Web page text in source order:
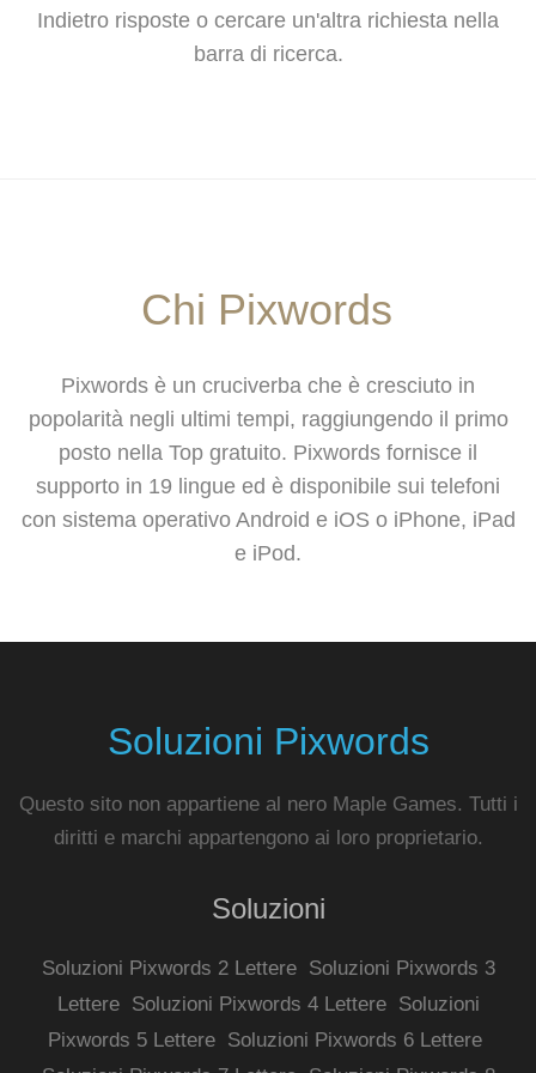
Indietro risposte o cercare un'altra richiesta nella
barra di ricerca.
Chi Pixwords
Pixwords è un cruciverba che è cresciuto in
popolarità negli ultimi tempi, raggiungendo il primo
posto nella Top gratuito. Pixwords fornisce il
supporto in 19 lingue ed è disponibile sui telefoni
con sistema operativo Android e iOS o iPhone, iPad
e iPod.
Soluzioni Pixwords
Questo sito non appartiene al nero Maple Games. Tutti i
diritti e marchi appartengono ai loro proprietario.
Soluzioni
Soluzioni Pixwords 2 Lettere
Soluzioni Pixwords 3
Lettere
Soluzioni Pixwords 4 Lettere
Soluzioni
Pixwords 5 Lettere Soluzioni Pixwords 6 Lettere